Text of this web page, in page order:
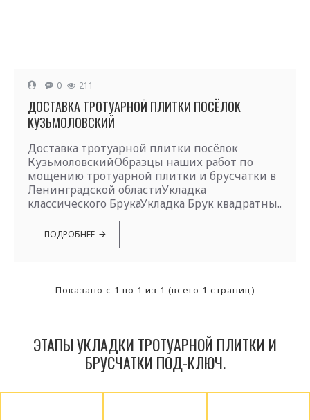
0 211
ДОСТАВКА ТРОТУАРНОЙ ПЛИТКИ ПОСЁЛОК
КУЗЬМОЛОВСКИЙ
Доставка тротуарной плитки посёлок
КузьмоловскийОбразцы наших работ по
мощению тротуарной плитки и брусчатки в
Ленинградской областиУкладка
классического БрукаУкладка Брук квадратны..
ПОДРОБНЕЕ
Показано с 1 по 1 из 1 (всего 1 страниц)
ЭТАПЫ УКЛАДКИ ТРОТУАРНОЙ ПЛИТКИ И
БРУСЧАТКИ ПОД-КЛЮЧ.